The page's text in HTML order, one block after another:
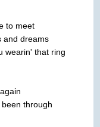
to meet
and dreams
wearin' that ring
again
been through